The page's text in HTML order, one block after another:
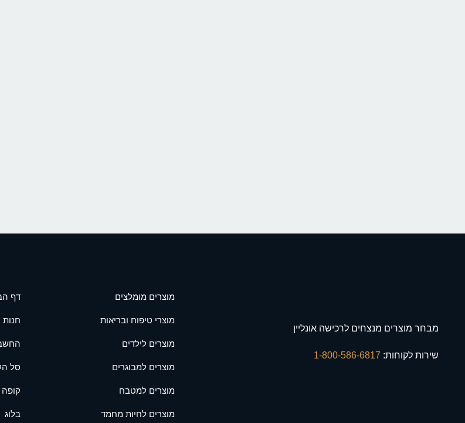
מבחר מוצרים מנצחים לרכישה אונליין
שירות לקוחות:
מוצרים מומלצים
מוצרי טיפוח ובריאות
מוצרים לילדים
מוצרים למבוגרים
מוצרים למטבח
מוצרים לחיות מחמד
דף
חנות
סל
קופה
בלוג